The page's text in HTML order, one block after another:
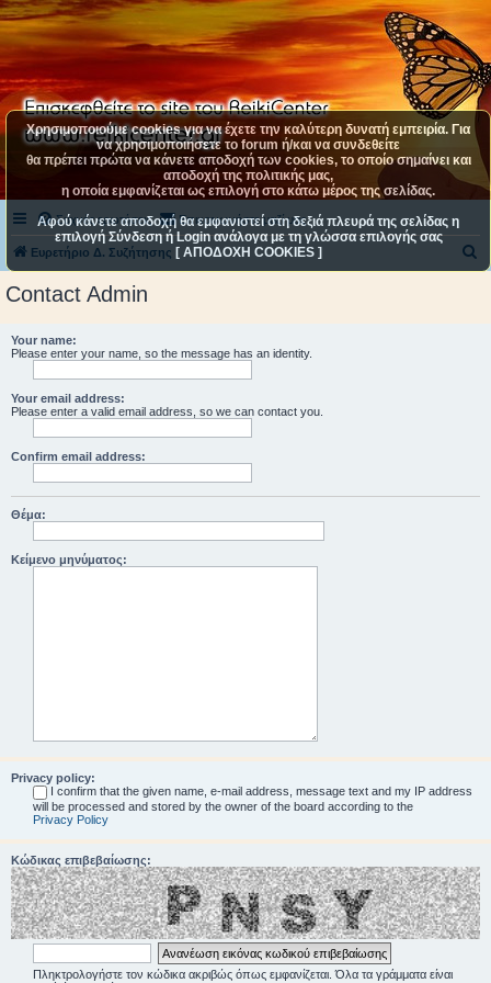
Συχνές ερωτήσεις Επικοινωνήστε μαζί μας
Ευρετήριο Δ. Συζήτησης
Contact Admin
Your name:
Please enter your name, so the message has an identity.
Your email address:
Please enter a valid email address, so we can contact you.
Confirm email address:
Θέμα:
Κείμενο μηνύματος:
Privacy policy:
I confirm that the given name, e-mail address, message text and my IP address
will be processed and stored by the owner of the board according to the
Privacy Policy
Κώδικας επιβεβαίωσης:
Πληκτρολογήστε τον κώδικα ακριβώς όπως εμφανίζεται. Όλα τα γράμματα είναι
Χρησιμοποιούμε cookies για να έχετε την καλύτερη δυνατή εμπειρία. Για
να χρησιμοποιήσετε το forum ή/και να συνδεθείτε
θα πρέπει πρώτα να κάνετε αποδοχή των cookies, το οποίο σημαίνει και
αποδοχή της πολιτικής μας,
η οποία εμφανίζεται ως επιλογή στο κάτω μέρος της σελίδας.
Αφού κάνετε αποδοχή θα εμφανιστεί στη δεξιά πλευρά της σελίδας η
επιλογή Σύνδεση ή Login ανάλογα με τη γλώσσα επιλογής σας
[ ΑΠΟΔΟΧΗ COOKIES ]